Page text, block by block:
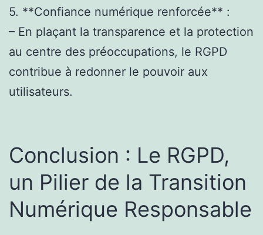
5. **Confiance numérique renforcée** :
– En plaçant la transparence et la protection
au centre des préoccupations, le RGPD
contribue à redonner le pouvoir aux
utilisateurs.
Conclusion : Le RGPD,
un Pilier de la Transition
Numérique Responsable